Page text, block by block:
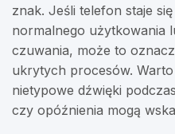
znak. Jeśli telefon staje
normalnego użytkowania
czuwania, może to
ukrytych procesów.
nietypowe dźwięki
czy opóźnienia mogą